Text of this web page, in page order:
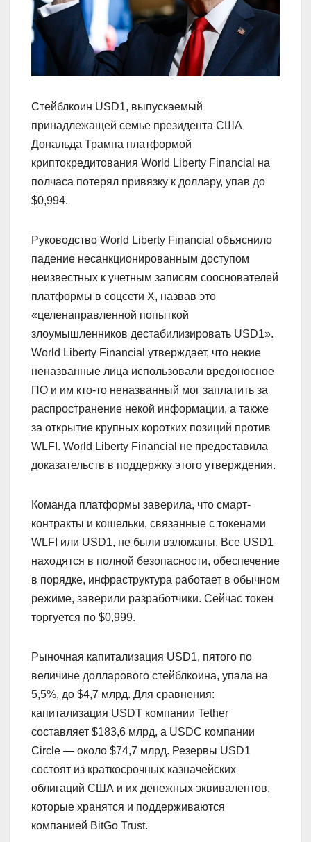
Стейблкоин USD1, выпускаемый
принадлежащей семье президента США
Дональда Трампа платформой
криптокредитования World Liberty Financial на
полчаса потерял привязку к доллару, упав до
$0,994.
Руководство World Liberty Financial объяснило
падение несанкционированным доступом
неизвестных к учетным записям сооснователей
платформы в соцсети Х, назвав это
«целенаправленной попыткой
злоумышленников дестабилизировать USD1».
World Liberty Financial утверждает, что некие
неназванные лица использовали вредоносное
ПО и им кто-то неназванный мог заплатить за
распространение некой информации, а также
за открытие крупных коротких позиций против
WLFI. World Liberty Financial не предоставила
доказательств в поддержку этого утверждения.
Команда платформы заверила, что смарт-
контракты и кошельки, связанные с токенами
WLFI или USD1, не были взломаны. Все USD1
находятся в полной безопасности, обеспечение
в порядке, инфраструктура работает в обычном
режиме, заверили разработчики. Сейчас токен
торгуется по $0,999.
Рыночная капитализация USD1, пятого по
величине долларового стейблкоина, упала на
5,5%, до $4,7 млрд. Для сравнения:
капитализация USDT компании Tether
составляет $183,6 млрд, а USDC компании
Circle — около $74,7 млрд. Резервы USD1
состоят из краткосрочных казначейских
облигаций США и их денежных эквивалентов,
которые хранятся и поддерживаются
компанией BitGo Trust.